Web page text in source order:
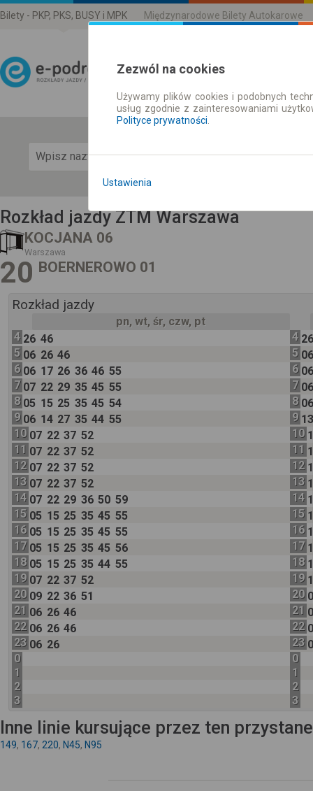
Bilety - PKP, PKS, BUSY i MPK Międzynarodowe Bilety Autokarowe
Rozkład Jazdy | Bilety
Rozkład jazdy ZTM Warszawa
KOCJANA 06
Warszawa
20 BOERNEROWO 01
Rozkład jazdy
pn, wt, śr, czw, pt
4 26 46
5 06 26 46
6 06 17 26 36 46 55
7 07 22 29 35 45 55
8 05 15 25 35 45 54
9 06 14 27 35 44 55
10 07 22 37 52
11 07 22 37 52
12 07 22 37 52
13 07 22 37 52
14 07 22 29 36 50 59
15 05 15 25 35 45 55
16 05 15 25 35 45 55
17 05 15 25 35 45 56
18 05 15 25 35 44 55
19 07 22 37 52
20 09 22 36 51
21 06 26 46
22 06 26 46
23 06 26
0
1
2
3
4
5
6
7
8
9
10
11
12
13
14
15
16
17
18
19
20
21
22
23
0
1
2
3
Inne linie kursujące przez ten
149, 167, 220, N45, N95
Zezwól na cookies
Używamy plików cookies i podobnych
usług zgodnie z zainteresowaniami
Polityce prywatności
Ustawienia